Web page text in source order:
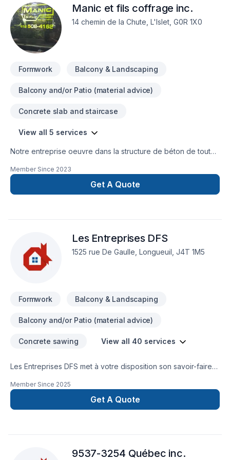
Manic et fils coffrage inc.
14 chemin de la Chute, L'Islet, G0R 1X0
Formwork Balcony & Landscaping
Balcony and/or Patio (material advice)
Concrete slab and staircase
View all 5 services
Notre entreprise oeuvre dans la structure de béton de toutes
etc. Nous desservons les secteurs suivants : Résidentiel,
Member Since 2023
Get A Quote
Les Entreprises DFS
1525 rue De Gaulle, Longueuil, J4T 1M5
Formwork Balcony & Landscaping
Balcony and/or Patio (material advice)
Concrete sawing View all 40 services
Les Entreprises DFS met à votre disposition son savoir-faire
Béton, Clôture, Coffrage, Crépis, Décontamination,
Démolition, Drain français, Émondage, Escalier et rampe,
Excavation, Fissures, Fondations, Gypse, Irrigation,
Québec,Chaudière-Appalaches,Côte Nord,Estrie,Gaspésie–
Member Since 2025
Get A Quote
9537-3254 Québec inc.